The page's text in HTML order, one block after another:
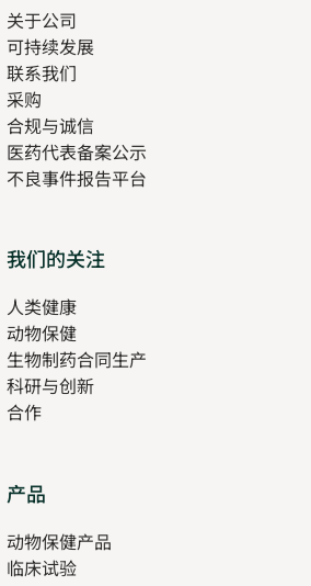
关于公司
可持续发展
联系我们
采购
合规与诚信
医药代表备案公示
不良事件报告平台
我们的关注
人类健康
new
tab
动物保健
生物制药合同生产
科研与创新
合作
产品
new
tab
动物保健产品
临床试验